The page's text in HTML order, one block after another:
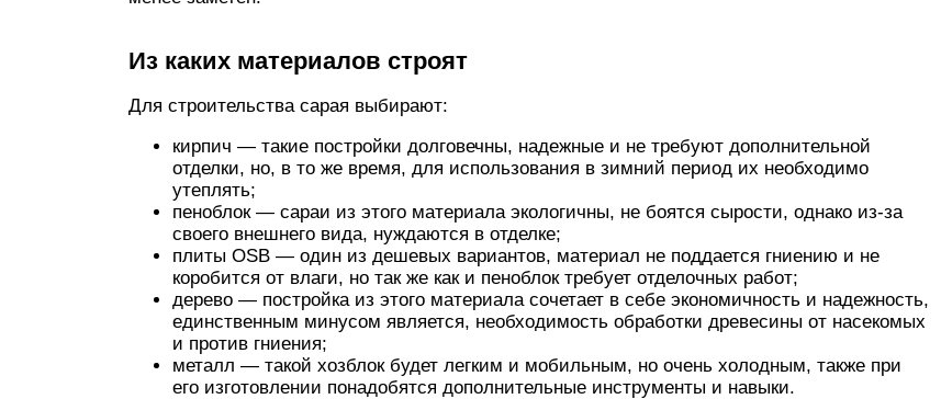
Из каких материалов строят
Для строительства сарая выбирают:
кирпич — такие постройки долговечны, надежные и не требуют дополнительной
отделки, но, в то же время, для использования в зимний период их необходимо
утеплять;
пеноблок — сараи из этого материала экологичны, не боятся сырости, однако из-за
своего внешнего вида, нуждаются в отделке;
плиты OSB — один из дешевых вариантов, материал не поддается гниению и не
коробится от влаги, но так же как и пеноблок требует отделочных работ;
дерево — постройка из этого материала сочетает в себе экономичность и надежность,
единственным минусом является, необходимость обработки древесины от насекомых
и против гниения;
металл — такой хозблок будет легким и мобильным, но очень холодным, также при
его изготовлении понадобятся дополнительные инструменты и навыки.